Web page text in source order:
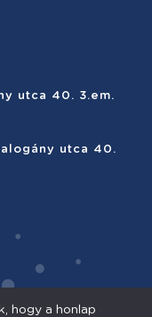
utca 40. 3.em.
utca 40.
hogy a honlap